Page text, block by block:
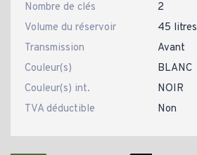
Nombre de clés
2
Volume du réservoir
45 litres
Transmission
Avant
Couleur(s)
BLANC
Couleur(s) int.
NOIR
TVA déductible
Non